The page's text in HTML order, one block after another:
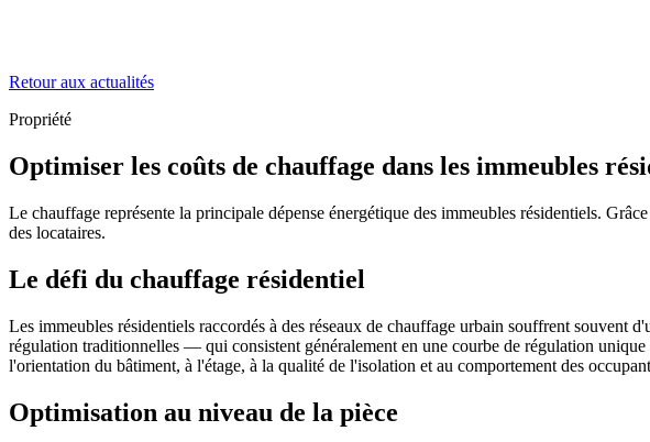
Retour aux actualités
Propriété
Optimiser les coûts de chauffage dans les immeubles
Le chauffage représente la principale dépense énergétique des immeubles résidentiels.
des locataires.
Le défi du chauffage résidentiel
Les immeubles résidentiels raccordés à des réseaux de chauffage urbain souffrent souvent
régulation traditionnelles — qui consistent généralement en une courbe de régulation
l'orientation du bâtiment, à l'étage, à la qualité de l'isolation et au comportement des
Optimisation au niveau de la pièce